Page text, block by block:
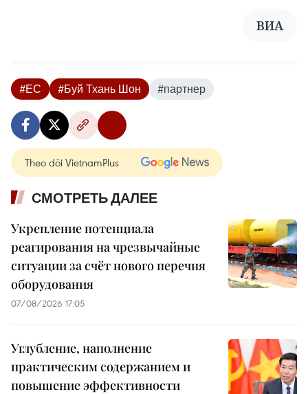
ВИА
#ЕС #Буй Тхань Шон #партнер
Theo dõi VietnamPlus
СМОТРЕТЬ ДАЛЕЕ
Укрепление потенциала
реагирования на чрезвычайные
ситуации за счёт нового перечня
оборудования
07/08/2026 17:05
Углубление, наполнение
практическим содержанием и
повышение эффективности